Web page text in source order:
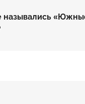
назывались